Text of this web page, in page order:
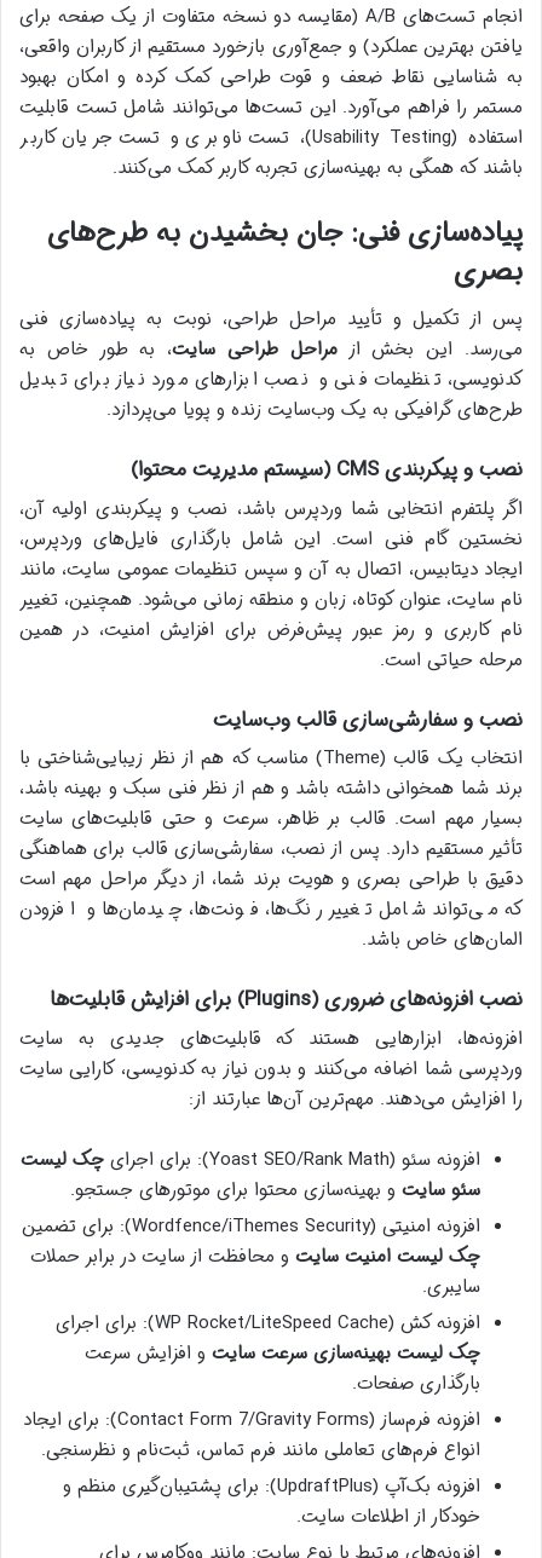
انجام تست‌های A/B (مقایسه دو نسخه متفاوت از یک صفحه برای
یافتن بهترین عملکرد) و جمع‌آوری بازخورد مستقیم از کاربران واقعی،
به شناسایی نقاط ضعف و قوت طراحی کمک کرده و امکان بهبود
مستمر را فراهم می‌آورد. این تست‌ها می‌توانند شامل تست قابلیت
استفاده (Usability Testing)، تست ناوبری و تست جریان کاربر
باشند که همگی به بهینه‌سازی تجربه کاربر کمک می‌کنند.
پیاده‌سازی فنی: جان بخشیدن به طرح‌های
بصری
پس از تکمیل و تأیید مراحل طراحی، نوبت به پیاده‌سازی فنی
می‌رسد. این بخش ازمراحل طراحی سایت، به طور خاص به
کدنویسی، تنظیمات فنی و نصب ابزارهای مورد نیاز برای تبدیل
طرح‌های گرافیکی به یک وب‌سایت زنده و پویا می‌پردازد.
نصب و پیکربندی CMS (سیستم مدیریت محتوا)
اگر پلتفرم انتخابی شما وردپرس باشد، نصب و پیکربندی اولیه آن،
نخستین گام فنی است. این شامل بارگذاری فایل‌های وردپرس،
ایجاد دیتابیس، اتصال به آن و سپس تنظیمات عمومی سایت، مانند
نام سایت، عنوان کوتاه، زبان و منطقه زمانی می‌شود. همچنین، تغییر
نام کاربری و رمز عبور پیش‌فرض برای افزایش امنیت، در همین
مرحله حیاتی است.
نصب و سفارشی‌سازی قالب وب‌سایت
انتخاب یک قالب (Theme) مناسب که هم از نظر زیبایی‌شناختی با
برند شما همخوانی داشته باشد و هم از نظر فنی سبک و بهینه باشد،
بسیار مهم است. قالب بر ظاهر، سرعت و حتی قابلیت‌های سایت
تأثیر مستقیم دارد. پس از نصب، سفارشی‌سازی قالب برای هماهنگی
دقیق با طراحی بصری و هویت برند شما، از دیگر مراحل مهم است
که می‌تواند شامل تغییر رنگ‌ها، فونت‌ها، چیدمان‌ها و افزودن
المان‌های خاص باشد.
نصب افزونه‌های ضروری (Plugins) برای افزایش قابلیت‌ها
افزونه‌ها، ابزارهایی هستند که قابلیت‌های جدیدی به سایت
وردپرسی شما اضافه می‌کنند و بدون نیاز به کدنویسی، کارایی سایت
را افزایش می‌دهند. مهم‌ترین آن‌ها عبارتند از:
افزونه سئو (Yoast SEO/Rank Math): برای اجرای
چک لیست
سئو سایت و بهینه‌سازی محتوا برای موتورهای جستجو.
افزونه امنیتی (Wordfence/iThemes Security): برای تضمین
چک لیست امنیت سایت و محافظت از سایت در برابر حملات
سایبری.
افزونه کش (WP Rocket/LiteSpeed Cache): برای اجرای
چک لیست بهینه‌سازی سرعت سایت و افزایش سرعت
بارگذاری صفحات.
افزونه فرم‌ساز (Contact Form 7/Gravity Forms): برای ایجاد
انواع فرم‌های تعاملی مانند فرم تماس، ثبت‌نام و نظرسنجی.
افزونه بک‌آپ (UpdraftPlus): برای پشتیبان‌گیری منظم و
خودکار از اطلاعات سایت.